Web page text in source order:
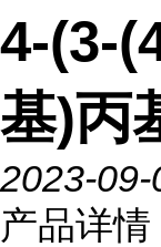
4-(3-
基)丙
2023-09-
产品详情